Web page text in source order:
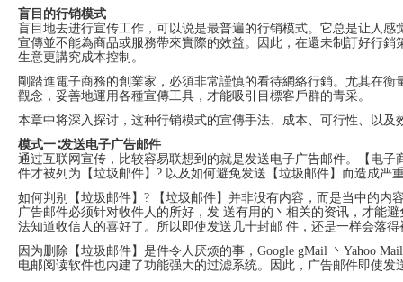
能
网
店
FBSTORE
订
单/
爆
单
统
Decoration
模
板
美
化
设
计
Cash
System
网
系
拍
卖
站
Procurement
业
代
盲目的行销模式
盲目地去进行宣传工作，可以说是最普遍的行销模式。它总是让人
宣傳並不能為商品或服務帶來實際的效益。因此，在還未制訂好行
生意更講究成本控制。
剛踏進電子商務的創業家，必須非常謹慎的看待網絡行銷。尤其在
觀念，妥善地運用各種宣傳工具，才能吸引目標客戶群的青采。
本章中将深入探讨，这种行销模式的宣傳手法、成本、可行性、以及
模式一∶发送电子广告邮件
通过互联网宣传，比较容易联想到的就是发送电子广告邮件。【电
件才被列为【垃圾邮件】? 以及如何避免发送【垃圾邮件】而造成严
如何判别【垃圾邮件】? 【垃圾邮件】并非没有内容，而是当中的
广告邮件必须针对收件人的所好，发 送有用的丶相关的资讯，才能
法知道收信人的喜好了。所以即使发送几十封邮 件，还是一样会落
因为删除【垃圾邮件】是件令人厌烦的事，Google gMail 丶Yahoo
电邮阅读软件也内建了功能强大的过滤系统。因此，广告邮件即使发